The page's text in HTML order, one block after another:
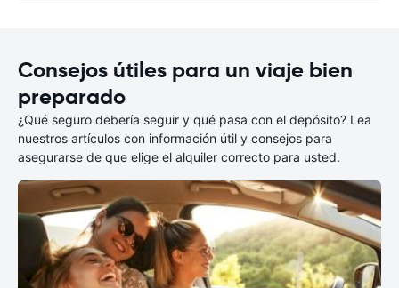
Consejos útiles para un viaje bien
preparado
¿Qué seguro debería seguir y qué pasa con el depósito? Lea
nuestros artículos con información útil y consejos para
asegurarse de que elige el alquiler correcto para usted.